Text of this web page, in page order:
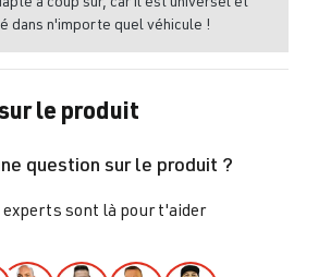
dans n'importe quel véhicule !
le produit
question sur le produit ?
experts sont là pour t'aider